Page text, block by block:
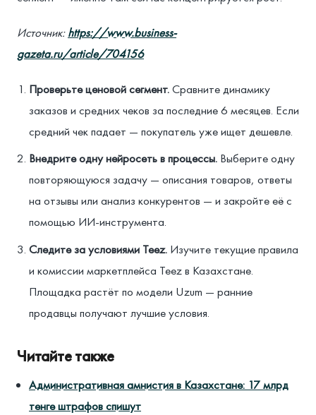
Источник:https://www.business-
gazeta.ru/article/704156
Проверьте ценовой сегмент.Сравните динамику
заказов и средних чеков за последние 6 месяцев. Если
средний чек падает — покупатель уже ищет дешевле.
Внедрите одну нейросеть в процессы. Выберите одну
повторяющуюся задачу — описания товаров, ответы
на отзывы или анализ конкурентов — и закройте её с
помощью ИИ-инструмента.
Следите за условиями Teez. Изучите текущие правила
и комиссии маркетплейса Teez в Казахстане.
Площадка растёт по модели Uzum — ранние
продавцы получают лучшие условия.
Читайте также
Административная амнистия в Казахстане: 17 млрд
тенге штрафов спишут